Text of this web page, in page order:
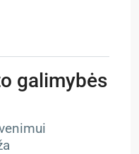
galimybės